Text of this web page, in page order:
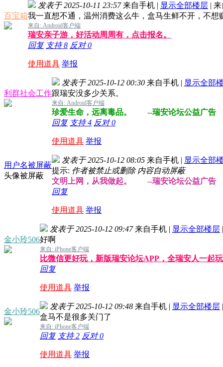
百宝箱
发表于 2025-10-11 23:57 来自手机 | 显示全部楼层 | 来
我一直想不通，温州消费这么牛，盒马生鲜不开，不想
来自: Android客户端
瑞安亲子游，好活动周周有，点击报名。
回复 支持8 反对0
使用道具 举报
利群社会工作
发表于 2025-10-12 00:30 来自手机 | 显示全部
跟瑞安没多少关系。
来自: Android客户端
珍爱生命，远离毒品。 --瑞安论坛公益广告
回复 支持4 反对0
使用道具 举报
用户名被屏蔽
头像被屏蔽
发表于 2025-10-12 08:05 来自手机 | 显示全部
提示: 作者被禁止或删除 内容自动屏蔽
文明上网，从我做起。 --瑞安论坛公益广告
回复
使用道具 举报
金小玲506
发表于 2025-10-12 09:47 来自手机 | 显示全部楼层 |
好啊
来自: iPhone客户端
比微信更好玩，新版瑞安论坛APP，全瑞安人一起
回复
使用道具 举报
金小玲506
发表于 2025-10-12 09:48 来自手机 | 显示全部楼层 |
盒马不是很多关门了
来自: iPhone客户端
回复 支持2 反对0
使用道具 举报